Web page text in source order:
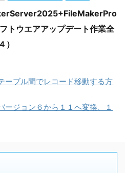
トウエアアップデート作業全
）
ーブル間でレコード移動する方
ージョン６から１１へ変換、１